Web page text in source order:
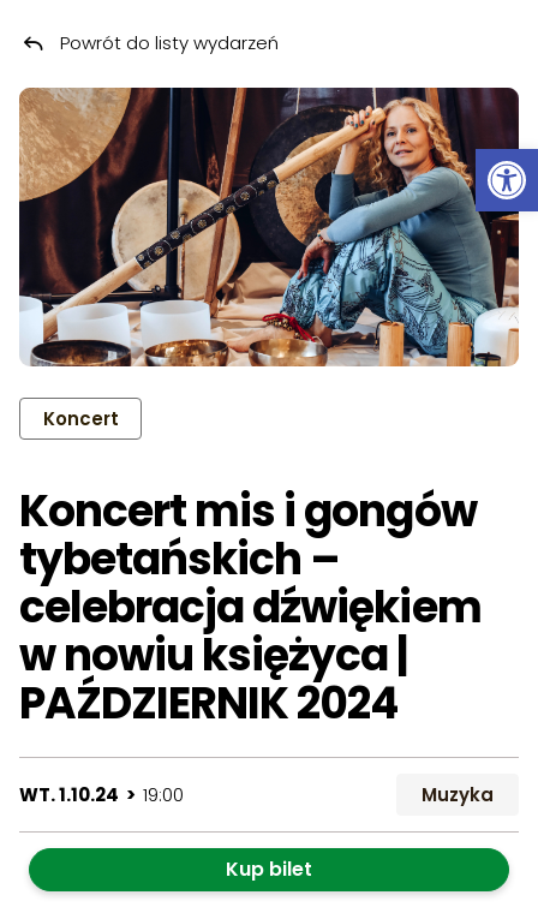
Przeskocz do treści
Koncert
Koncert mis i gongów
tybetańskich –
celebracja dźwiękiem
w nowiu księżyca |
PAŹDZIERNIK 2024
WT. 1.10.24 > 19:00 Muzyka
Kup bilet
Powrót do listy wydarzeń